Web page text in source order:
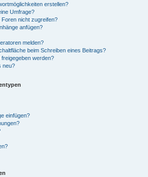
erstellen?
Umfrage?
nicht zugreifen?
anfügen?
melden?
beim Schreiben eines Beitrags?
werden?
neu?
einfügen?